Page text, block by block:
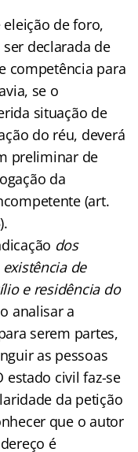
de foro,
declarada de
competência para
se o
situação de
do réu, deverá
preliminar de
da
(art.
dos
de
e residência do
analisar a
serem partes,
as pessoas
estado civil faz-se
da petição
que o autor
é